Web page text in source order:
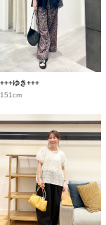
+++ゆき+++
151cm